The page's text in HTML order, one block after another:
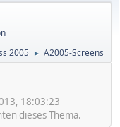
2005 ► A2005-Screens
18:03:23
dieses Thema.